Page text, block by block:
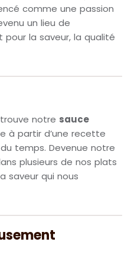
comme une passion
un lieu de
pour la saveur, la qualité
notre sauce
à partir d’une recette
temps. Devenue notre
plusieurs de nos plats
saveur qui nous